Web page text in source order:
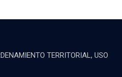
TERRITORIAL, USO